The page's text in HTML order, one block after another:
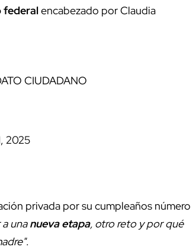
federalencabezado por Claudia
CIUDADANO
2025
privada por su cumpleaños número
unanueva etapa, otro reto y por qué
.